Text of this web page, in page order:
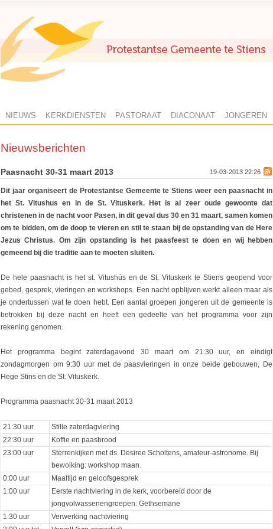
NIEUWS KERKDIENSTEN PASTORAAT DIACONAAT JONGEREN
Nieuwsberichten
Paasnacht 30-31 maart 2013 19-03-2013 22:26
Dit jaar organiseert de Protestantse Gemeente te Stiens weer een paasnacht in
het St. Vitushus en in de St. Vituskerk. Het is al zeer oude gewoonte dat
christenen in de nacht voor Pasen, in dit geval dus 30 en 31 maart, samen komen
om te bidden, om de doop te vieren en stil te staan bij de opstanding van de Here
Jezus Christus. Om zijn opstanding is het paasfeest te doen en wij hebben
gemeend bij die traditie aan te moeten sluiten.
De hele paasnacht is het st. Vitushús en de St. Vituskerk te Stiens geopend voor
gebed, gesprek, vieringen en workshops. Een nacht opblijven werkt alleen maar als
je ondertussen wat te doen hebt. Een aantal groepen jongeren uit de gemeente is
betrokken bij deze nacht en heeft een gedeelte van het programma voor zijn
rekening genomen.
Het programma begint zaterdagavond 30 maart om 21:30 uur, en eindigt
zondagmorgen om 9:30 uur met de paasvieringen in onze beide gebouwen, De
Hege Stins en de St. Vituskerk.
Programma paasnacht 30-31 maart 2013
21:30 uur
Stille zaterdagviering
22:30 uur
Koffie en paasbrood
23:00 uur
Sterrenkijken met ds. Desiree Scholtens, amateur-astronome. Bij
bewolking: workshop maan.
0:00 uur
Maaltijd en geloofsgesprek
1:00 uur
Eerste nachtviering in de kerk, voorbereid door de
jongvolwassenengroepen: Gethsemane
1:30 uur
Verwerking nachtviering